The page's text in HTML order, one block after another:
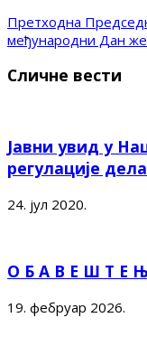
Претходна
међународни Дан
Сличне вести
Јавни увид у
регулације
24. јул 2020.
О Б А В Е Ш Т Е
19. фебруар 2026.